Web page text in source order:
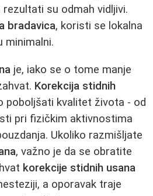
rezultati su odmah vidljivi.
bradavica, koristi se lokalna
minimalni.
je, iako se o tome manje
Korekcija stidnih
poboljšati kvalitet života - od
pri fizičkim aktivnostima
Ukoliko razmišljate
, važno je da se obratite
korekcije stidnih usana
a oporavak traje